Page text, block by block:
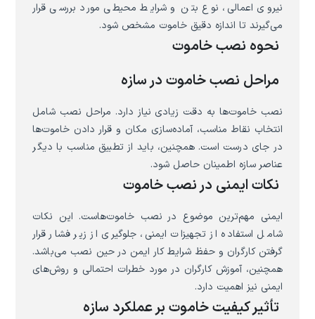
نیروی اعمالی، نوع بتن و شرایط محیطی مورد بررسی قرار
می‌گیرند تا اندازه دقیق خاموت مشخص شود.
نحوه نصب خاموت
مراحل نصب خاموت در سازه
نصب خاموت‌ها به دقت زیادی نیاز دارد. مراحل نصب شامل
انتخاب نقاط مناسب، آماده‌سازی مکان و قرار دادن خاموت‌ها
در جای درست است. همچنین، باید از تطبیق مناسب با دیگر
عناصر سازه اطمینان حاصل شود.
نکات ایمنی در نصب خاموت
ایمنی مهم‌ترین موضوع در نصب خاموت‌هاست. این نکات
شامل استفاده از تجهیزات ایمنی، جلوگیری از زیر فشار قرار
گرفتن کارگران و حفظ شرایط کار ایمن در حین نصب می‌باشد.
همچنین، آموزش کارگران در مورد خطرات احتمالی و روش‌های
ایمنی نیز اهمیت دارد.
تأثیر کیفیت خاموت بر عملکرد سازه